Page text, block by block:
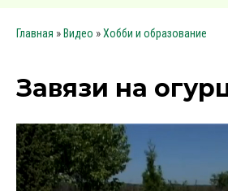
Главная » Видео »Хобби и образование
Завязи на